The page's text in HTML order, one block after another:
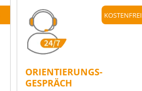
KOSTENFREI
ORIENTIERUNGS-
GESPRÄCH